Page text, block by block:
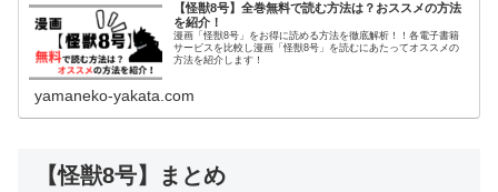
【怪獣8号】全巻無料で読む方法は？おススメの方法
を紹介！
漫画「怪獣8号」をお得に読める方法を徹底解析！！各電子書籍
サービスを比較し漫画「怪獣8号」を読むにあたってオススメの
方法を紹介します！
yamaneko-yakata.com
【怪獣8号】まとめ